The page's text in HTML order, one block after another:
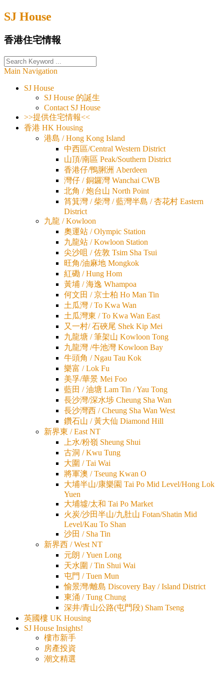
Skip
to
SJ House
香港住宅情報
Main Navigation
SJ House
SJ House 的誕生
Contact SJ House
>>提供住宅情報<<
香港 HK Housing
港島 / Hong Kong Island
中西區/Central Western District
山頂/南區 Peak/Southern District
香港仔/鴨脷洲 Aberdeen
灣仔 / 銅鑼灣 Wanchai CWB
北角 / 炮台山 North Point
筲箕灣 / 柴灣 / 藍灣半島 / 杏花村 Eastern
District
九龍 / Kowloon
奧運站 / Olympic Station
九龍站 / Kowloon Station
尖沙咀 / 佐敦 Tsim Sha Tsui
旺角/油麻地 Mongkok
紅磡 / Hung Hom
黃埔 / 海逸 Whampoa
何文田 / 京士柏 Ho Man Tin
土瓜灣 / To Kwa Wan
土瓜灣東 / To Kwa Wan East
又一村/ 石硤尾 Shek Kip Mei
九龍塘 / 筆架山 Kowloon Tong
九龍灣 /牛池灣 Kowloon Bay
牛頭角 / Ngau Tau Kok
樂富 / Lok Fu
美孚/華景 Mei Foo
藍田 / 油塘 Lam Tin / Yau Tong
長沙灣/深水埗 Cheung Sha Wan
長沙灣西 / Cheung Sha Wan West
鑽石山 / 黃大仙 Diamond Hill
新界東 / East NT
上水/粉嶺 Sheung Shui
古洞 / Kwu Tung
大圍 / Tai Wai
將軍澳 / Tseung Kwan O
大埔半山/康樂園 Tai Po Mid Level/Hong Lok
Yuen
大埔墟/太和 Tai Po Market
火炭/沙田半山/九肚山 Fotan/Shatin Mid
Level/Kau To Shan
沙田 / Sha Tin
新界西 / West NT
元朗 / Yuen Long
天水圍 / Tin Shui Wai
屯門 / Tuen Mun
愉景灣/離島 Discovery Bay / Island District
東涌 / Tung Chung
深井/青山公路(屯門段) Sham Tseng
英國樓 UK Housing
SJ House Insights!
樓市新手
房產投資
潮文精選